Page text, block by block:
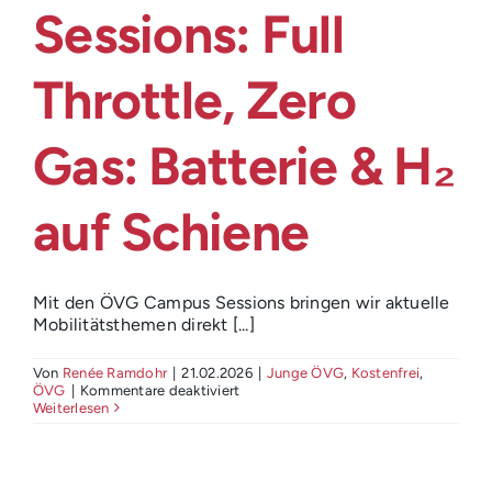
Sessions: Full
Throttle, Zero
Gas: Batterie & H₂
auf Schiene
Mit den ÖVG Campus Sessions bringen wir aktuelle
Mobilitätsthemen direkt [...]
Von Renée Ramdohr | 21.02.2026 | Junge ÖVG, Kostenfrei,
ÖVG | Kommentare deaktiviertfür
Weiterlesen